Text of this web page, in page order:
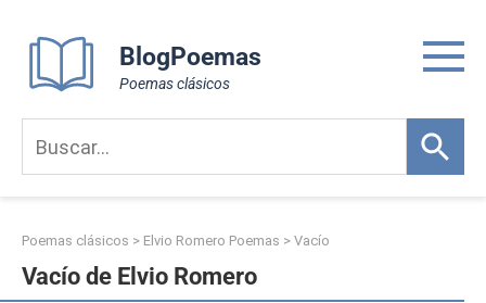
content
BlogPoemas
Poemas clásicos
Poemas clásicos > Elvio Romero Poemas > Vacío
Vacío de Elvio Romero